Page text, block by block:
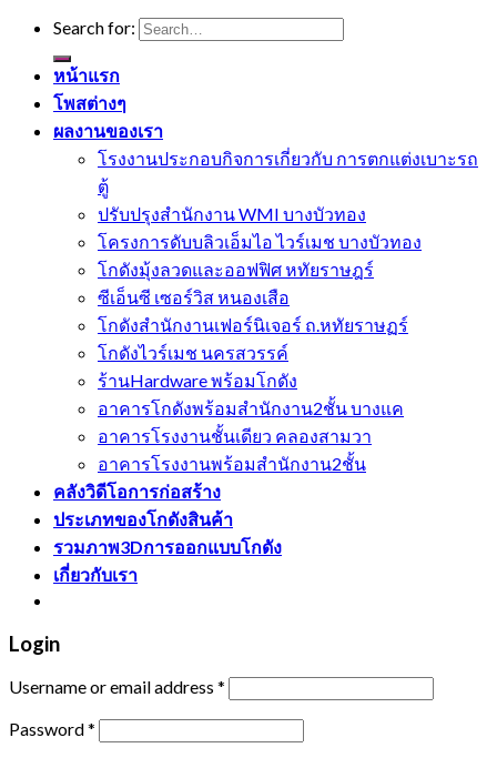
Search for:
หน้าแรก
โพสต่างๆ
ผลงานของเรา
โรงงานประกอบกิจการเกี่ยวกับ การตกแต่งเบาะรถ
ตู้
ปรับปรุงสำนักงาน WMI บางบัวทอง
โครงการดับบลิวเอ็มไอ ไวร์เมช บางบัวทอง
โกดังมุ้งลวดและออฟฟิศ หทัยราษฎร์
ซีเอ็นซี เซอร์วิส หนองเสือ
โกดังสำนักงานเฟอร์นิเจอร์ ถ.หทัยราษฏร์
โกดังไวร์เมช นครสวรรค์
ร้านHardware พร้อมโกดัง
อาคารโกดังพร้อมสำนักงาน2ชั้น บางแค
อาคารโรงงานชั้นเดียว คลองสามวา
อาคารโรงงานพร้อมสำนักงาน2ชั้น
คลังวิดีโอการก่อสร้าง
ประเภทของโกดังสินค้า
รวมภาพ3Dการออกแบบโกดัง
เกี่ยวกับเรา
Login
Username or email address *
Password*